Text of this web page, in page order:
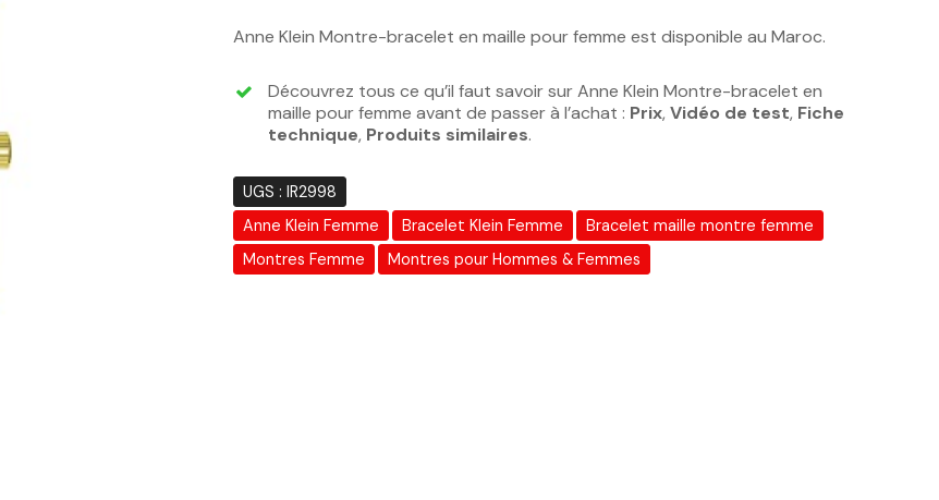
Anne Klein Montre-bracelet en maille pour femme est disponible au Maroc.
Découvrez tous ce qu’il faut savoir sur Anne Klein Montre-bracelet en
maille pour femme avant de passer à l’achat : Prix, Vidéo de test, Fiche
technique, Produits similaires.
UGS : IR2998
Anne Klein Femme
Bracelet Klein Femme
Bracelet maille montre femme
Montres Femme
Montres pour Hommes & Femmes